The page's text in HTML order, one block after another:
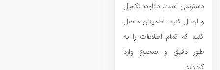
دسترسی است، دانلود، تکمیل
و ارسال کنید. اطمینان حاصل
کنید که تمام اطلاعات را به
طور دقیق و صحیح وارد
کرده‌اید.